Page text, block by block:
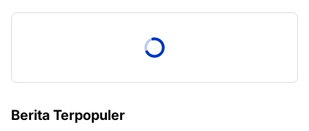
Berita Terpopuler